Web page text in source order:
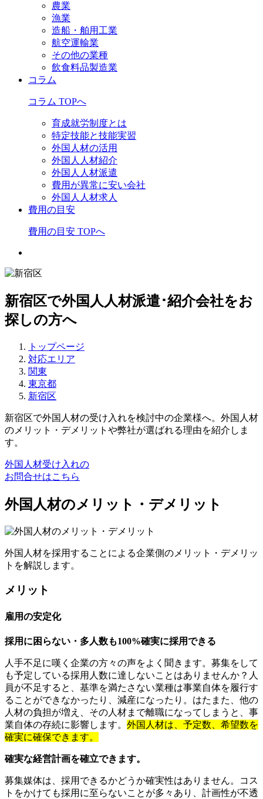
農業
漁業
造船・舶用工業
航空運輸業
その他の業種
飲食料品製造業
コラム
コラム TOPへ
育成就労制度とは
特定技能と技能実習
外国人材の活用
外国人人材紹介
外国人人材派遣
費用が異常に安い会社
外国人人材求人
費用の目安
費用の目安 TOPへ
新宿区で外国人人材派遣･紹介会社をお
探しの方へ
トップページ
対応エリア
関東
東京都
新宿区
新宿区で外国人材の受け入れを検討中の企業様へ。外国人材
のメリット・デメリットや弊社が選ばれる理由を紹介しま
す。
外国人材受け入れの
お問合せはこちら
外国人材のメリット・デメリット
外国人材を採用することによる企業側のメリット・デメリッ
トを解説します。
メリット
雇用の安定化
採用に困らない・多人数も100%確実に採用できる
人手不足に嘆く企業の方々の声をよく聞きます。募集をして
も予定している採用人数に達しないことはありませんか？人
員が不足すると、基準を満たさない業種は事業自体を履行す
ることができなかったり、減産になったり。はたまた、他の
人材の負担が増え、その人材まで離職になってしまうと、事
業自体の存続に影響します。 外国人材は、予定数、希望数を
確実に確保できます。
確実な経営計画を確立できます。
募集媒体は、採用できるかどうか確実性はありません。コス
トをかけても採用に至らないことが多々あり、計画性が不透